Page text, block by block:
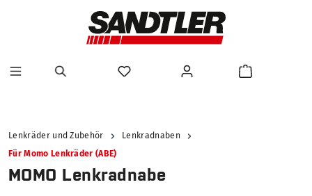
Lenkräder und Zubehör
Lenkradnaben
Für Momo Lenkräder (ABE)
MOMO Lenkradnabe